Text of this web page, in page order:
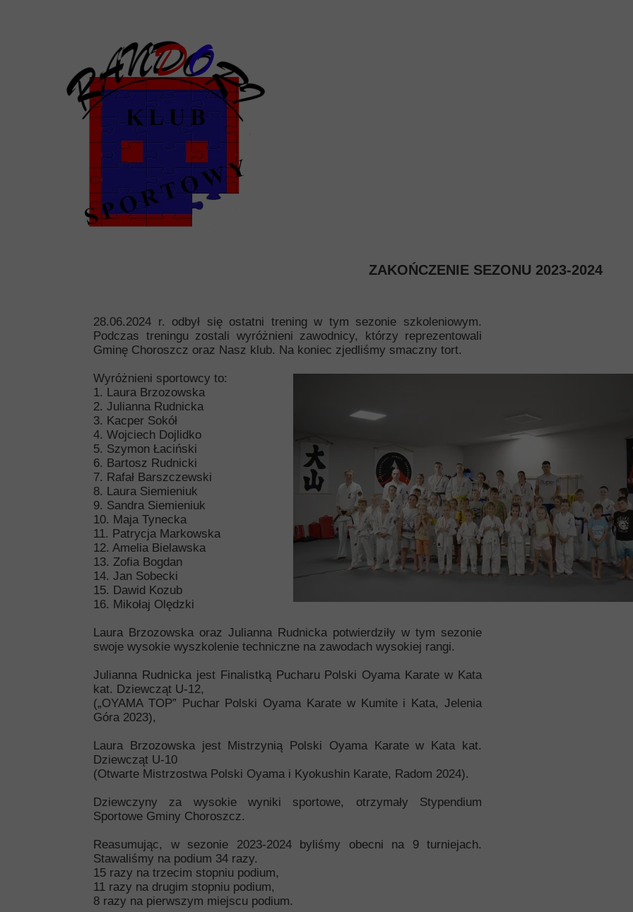
28.06.2024 r. odbył się ostatni trening w tym sezonie szkoleniowym.
Podczas treningu zostali wyróżnieni zawodnicy, którzy reprezentowali
Gminę Choroszcz oraz Nasz klub. Na koniec zjedliśmy smaczny tort.
Wyróżnieni sportowcy to:
1. Laura Brzozowska
2. Julianna Rudnicka
3. Kacper Sokół
4. Wojciech Dojlidko
5. Szymon Łaciński
6. Bartosz Rudnicki
7. Rafał Barszczewski
8. Laura Siemieniuk
9. Sandra Siemieniuk
10. Maja Tynecka
11. Patrycja Markowska
12. Amelia Bielawska
13. Zofia Bogdan
14. Jan Sobecki
15. Dawid Kozub
16. Mikołaj Olędzki
Laura Brzozowska oraz Julianna Rudnicka potwierdziły w tym sezonie
swoje wysokie wyszkolenie techniczne na zawodach wysokiej rangi.
Julianna Rudnicka jest Finalistką Pucharu Polski Oyama Karate w Kata
kat. Dziewcząt U-12,
(„OYAMA TOP” Puchar Polski Oyama Karate w Kumite i Kata, Jelenia
Góra 2023),
Laura Brzozowska jest Mistrzynią Polski Oyama Karate w Kata kat.
Dziewcząt U-10
(Otwarte Mistrzostwa Polski Oyama i Kyokushin Karate, Radom 2024).
Dziewczyny za wysokie wyniki sportowe, otrzymały Stypendium
Sportowe Gminy Choroszcz.
Reasumując, w sezonie 2023-2024 byliśmy obecni na 9 turniejach.
Stawaliśmy na podium 34 razy.
15 razy na trzecim stopniu podium,
11 razy na drugim stopniu podium,
8 razy na pierwszym miejscu podium.
ZAKOŃCZENIE SEZONU 2023-2024